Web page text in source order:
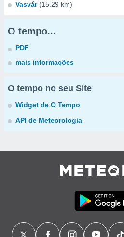
Vasvár (15.29 km)
O tempo...
PDF
mais informações
O tempo no seu Site
Widget de O Tempo
API de Meteorologia